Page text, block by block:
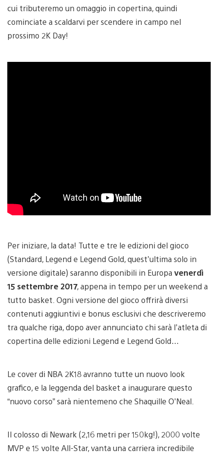
cui tributeremo un omaggio in copertina, quindi
cominciate a scaldarvi per scendere in campo nel
prossimo 2K Day!
Per iniziare, la data! Tutte e tre le edizioni del gioco
(Standard, Legend e Legend Gold, quest’ultima solo in
versione digitale) saranno disponibili in Europa venerdì
15 settembre 2017, appena in tempo per un weekend a
tutto basket. Ogni versione del gioco offrirà diversi
contenuti aggiuntivi e bonus esclusivi che descriveremo
tra qualche riga, dopo aver annunciato chi sarà l’atleta di
copertina delle edizioni Legend e Legend Gold…
Le cover di NBA 2K18 avranno tutte un nuovo look
grafico, e la leggenda del basket a inaugurare questo
“nuovo corso” sarà nientemeno che Shaquille O’Neal.
Il colosso di Newark (2,16 metri per 150kg!), 2000 volte
MVP e 15 volte All-Star, vanta una carriera incredibile